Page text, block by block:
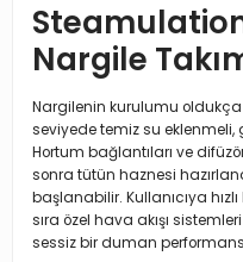
Nargile
Nargilenin kurulumu
seviyede temiz su
Hortum bağlantıları ve
sonra tütün haznesi
başlanabilir. Kullanıcıya
sıra özel hava akışı
sessiz bir duman